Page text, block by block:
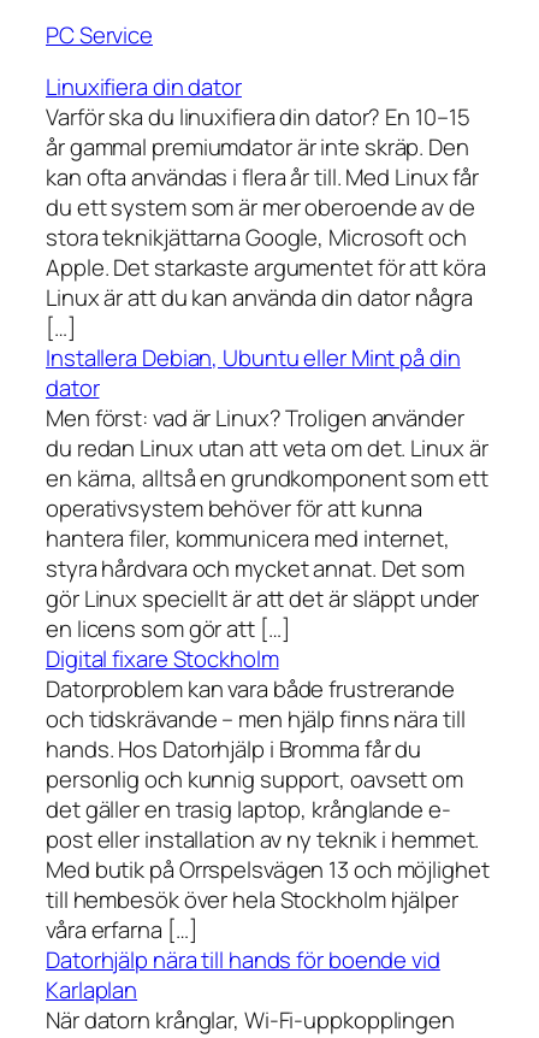
PC Service
Linuxifiera din dator
Varför ska du linuxifiera din dator? En 10–15
år gammal premiumdator är inte skräp. Den
kan ofta användas i flera år till. Med Linux får
du ett system som är mer oberoende av de
stora teknikjättarna Google, Microsoft och
Apple. Det starkaste argumentet för att köra
Linux är att du kan använda din dator några
[…]
Installera Debian, Ubuntu eller Mint på din
dator
Men först: vad är Linux? Troligen använder
du redan Linux utan att veta om det. Linux är
en kärna, alltså en grundkomponent som ett
operativsystem behöver för att kunna
hantera filer, kommunicera med internet,
styra hårdvara och mycket annat. Det som
gör Linux speciellt är att det är släppt under
en licens som gör att […]
Digital fixare Stockholm
Datorproblem kan vara både frustrerande
och tidskrävande – men hjälp finns nära till
hands. Hos Datorhjälp i Bromma får du
personlig och kunnig support, oavsett om
det gäller en trasig laptop, krånglande e-
post eller installation av ny teknik i hemmet.
Med butik på Orrspelsvägen 13 och möjlighet
till hembesök över hela Stockholm hjälper
våra erfarna […]
Datorhjälp nära till hands för boende vid
Karlaplan
När datorn krånglar, Wi-Fi-uppkopplingen